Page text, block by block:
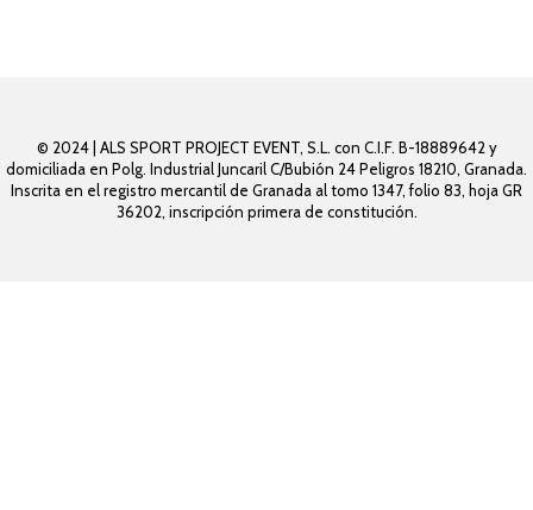
© 2024 | ALS SPORT PROJECT EVENT, S.L. con C.I.F. B-18889642 y
domiciliada en Polg. Industrial Juncaril C/Bubión 24 Peligros 18210, Granada.
Inscrita en el registro mercantil de Granada al tomo 1347, folio 83, hoja GR
36202, inscripción primera de constitución.